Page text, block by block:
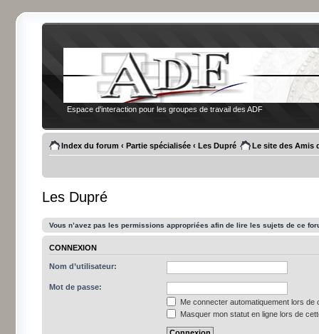
Espace d'interaction pour les groupes de travail des ADF
Index du forum ‹ Partie spécialisée ‹ Les Dupré Le site des Amis
Les Dupré
Vous n’avez pas les permissions appropriées afin de lire les sujets de ce
CONNEXION
Nom d’utilisateur:
Mot de passe:
Me connecter automatiquement lors de
Masquer mon statut en ligne lors de